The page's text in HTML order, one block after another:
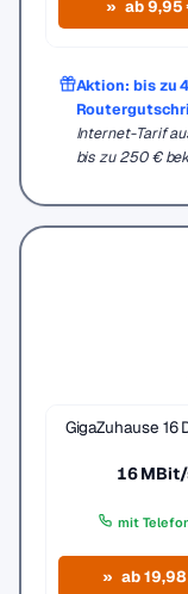
ab 9,95
Aktion: bis zu
Internet-Tarif
bis zu 250 €
GigaZuhause 16
16
mit
ab